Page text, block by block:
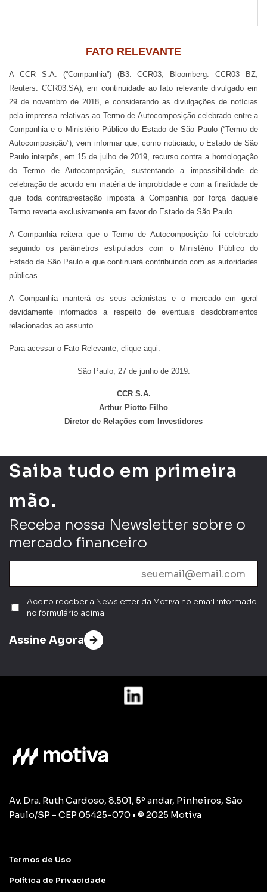
FATO RELEVANTE
A CCR S.A. (“Companhia”) (B3: CCR03; Bloomberg: CCR03 BZ;
Reuters: CCR03.SA), em continuidade ao fato relevante divulgado em
29 de novembro de 2018, e considerando as divulgações de notícias
pela imprensa relativas ao Termo de Autocomposição celebrado entre a
Companhia e o Ministério Público do Estado de São Paulo (“Termo de
Autocomposição”), vem informar que, como noticiado, o Estado de São
Paulo interpôs, em 15 de julho de 2019, recurso contra a homologação
do Termo de Autocomposição, sustentando a impossibilidade de
celebração de acordo em matéria de improbidade e com a finalidade de
que toda contraprestação imposta à Companhia por força daquele
Termo reverta exclusivamente em favor do Estado de São Paulo.
A Companhia reitera que o Termo de Autocomposição foi celebrado
seguindo os parâmetros estipulados com o Ministério Público do
Estado de São Paulo e que continuará contribuindo com as autoridades
públicas.
A Companhia manterá os seus acionistas e o mercado em geral
devidamente informados a respeito de eventuais desdobramentos
relacionados ao assunto.
Para acessar o Fato Relevante, clique aqui.
São Paulo, 27 de junho de 2019.
CCR S.A.
Arthur Piotto Filho
Diretor de Relações com Investidores
Nome
E-mail
Empresa
Grupos
Privacidade
Enviar
Saiba tudo em primeira
mão.
Receba nossa Newsletter sobre o
mercado financeiro
Aceito receber a Newsletter da Motiva no email informado
no formulário acima.
Assine Agora
Av. Dra. Ruth Cardoso, 8.501, 5º andar, Pinheiros, São
Paulo/SP - CEP 05425-070 • © 2025 Motiva
Termos de Uso
Política de Privacidade